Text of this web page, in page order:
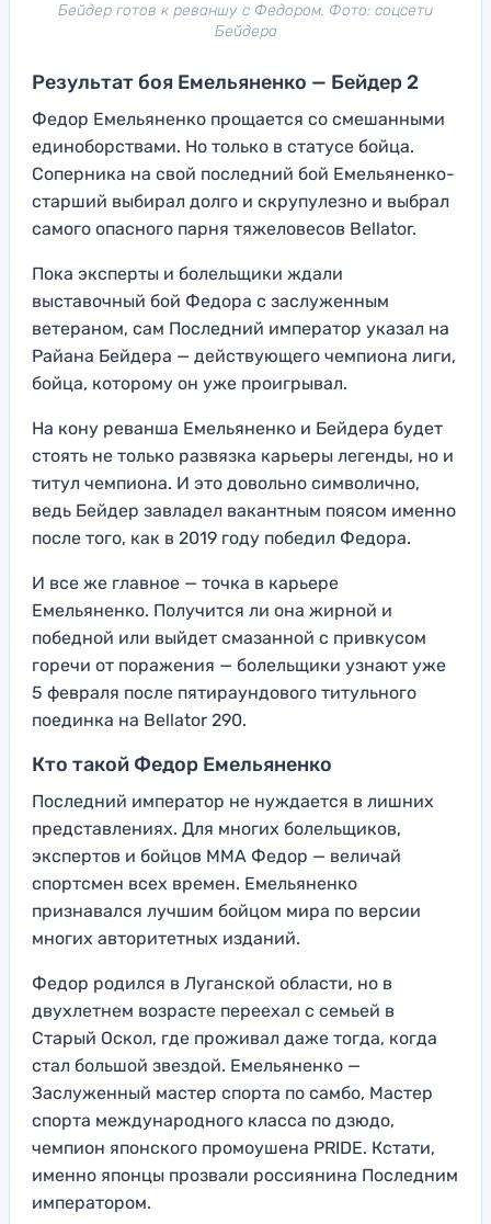
Бейдер готов к реваншу с Федором. Фото: соцсети
Бейдера
Результат боя Емельяненко — Бейдер 2
Федор Емельяненко прощается со смешанными
единоборствами. Но только в статусе бойца.
Соперника на свой последний бой Емельяненко-
старший выбирал долго и скрупулезно и выбрал
самого опасного парня тяжеловесов Bellator.
Пока эксперты и болельщики ждали
выставочный бой Федора с заслуженным
ветераном, сам Последний император указал на
Райана Бейдера — действующего чемпиона лиги,
бойца, которому он уже проигрывал.
На кону реванша Емельяненко и Бейдера будет
стоять не только развязка карьеры легенды, но и
титул чемпиона. И это довольно символично,
ведь Бейдер завладел вакантным поясом именно
после того, как в 2019 году победил Федора.
И все же главное — точка в карьере
Емельяненко. Получится ли она жирной и
победной или выйдет смазанной с привкусом
горечи от поражения — болельщики узнают уже
5 февраля после пятираундового титульного
поединка на Bellator 290.
Кто такой Федор Емельяненко
Последний император не нуждается в лишних
представлениях. Для многих болельщиков,
экспертов и бойцов ММА Федор — величай
спортсмен всех времен. Емельяненко
признавался лучшим бойцом мира по версии
многих авторитетных изданий.
Федор родился в Луганской области, но в
двухлетнем возрасте переехал с семьей в
Старый Оскол, где проживал даже тогда, когда
стал большой звездой. Емельяненко —
Заслуженный мастер спорта по самбо, Мастер
спорта международного класса по дзюдо,
чемпион японского промоушена PRIDE. Кстати,
именно японцы прозвали россиянина Последним
императором.